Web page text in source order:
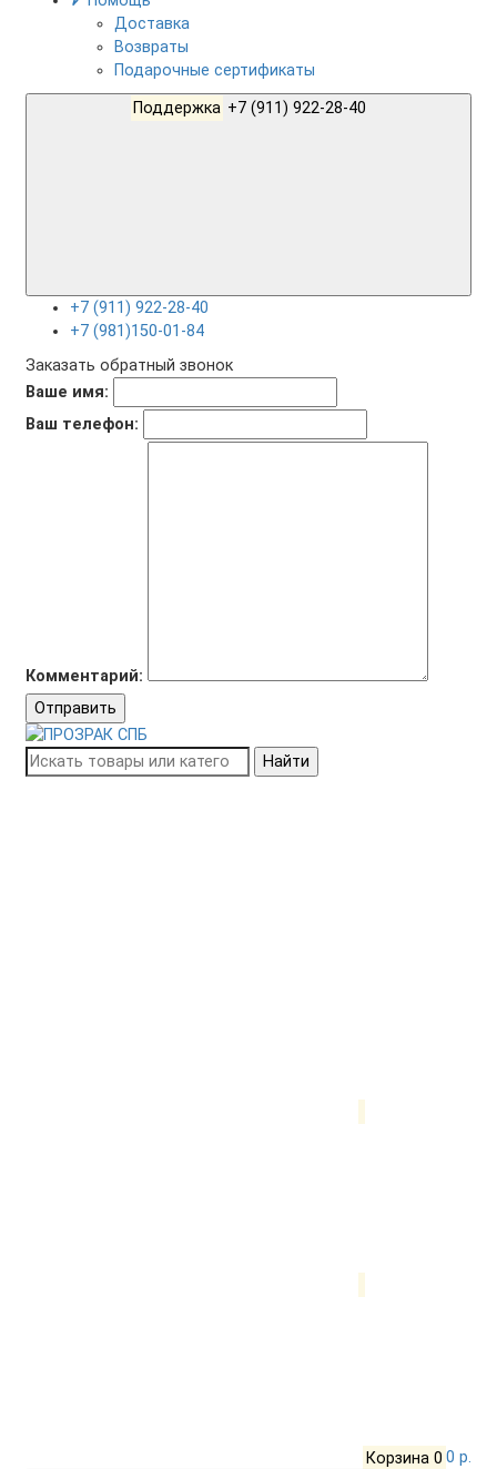
Доставка
Возвраты
Подарочные сертификаты
Поддержка
+7 (911) 922-28-40
+7 (981)150-01-84
Заказать обратный звонок
Ваше имя:
Ваш телефон:
Комментарий:
Отправить
Найти
Корзина 0 0 р.